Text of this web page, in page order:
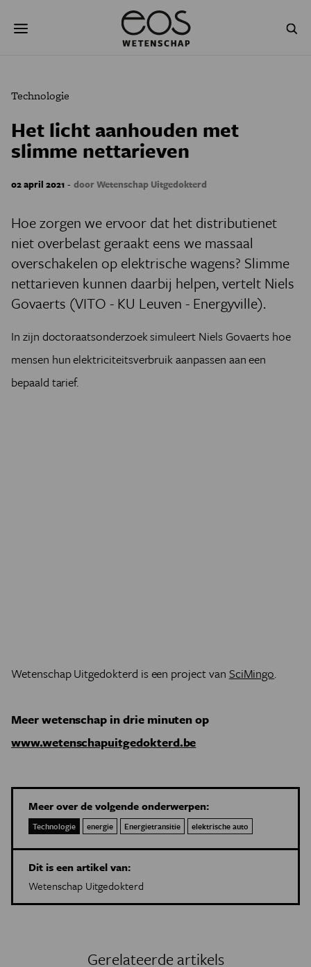
naar
NATUURWETENSCHAPPEN
PSYCHE & BREIN
AGENDA
JONGE UITDAGERS
Technologie
Het licht aanhouden met
slimme nettarieven
02 april 2021 - door Wetenschap Uitgedokterd
Hoe zorgen we ervoor dat het distributienet
niet overbelast geraakt eens we massaal
overschakelen op elektrische wagens? Slimme
nettarieven kunnen daarbij helpen, vertelt Niels
Govaerts (VITO - KU Leuven - Energyville).
In zijn doctoraatsonderzoek simuleert Niels Govaerts hoe
mensen hun elektriciteitsverbruik aanpassen aan een
bepaald tarief.
Wetenschap Uitgedokterd is een project van SciMingo.
Meer wetenschap in drie minuten op
www.wetenschapuitgedokterd.be
Meer over de volgende onderwerpen:
Technologie energie Energietransitie elektrische auto
Dit is een artikel van:
Wetenschap Uitgedokterd
Gerelateerde artikels